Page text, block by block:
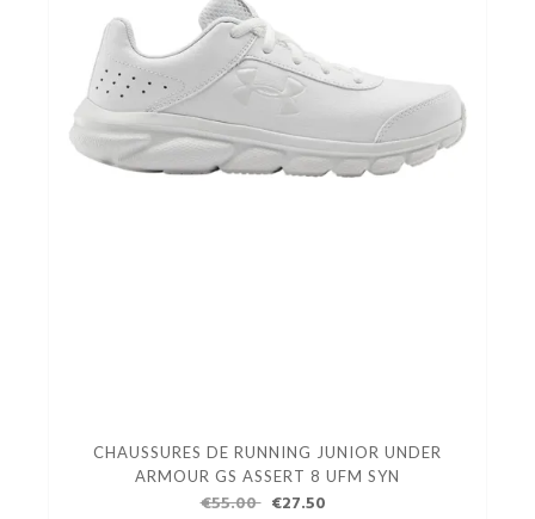
CHAUSSURES DE RUNNING JUNIOR UNDER
ARMOUR GS ASSERT 8 UFM SYN
€55.00 €27.50